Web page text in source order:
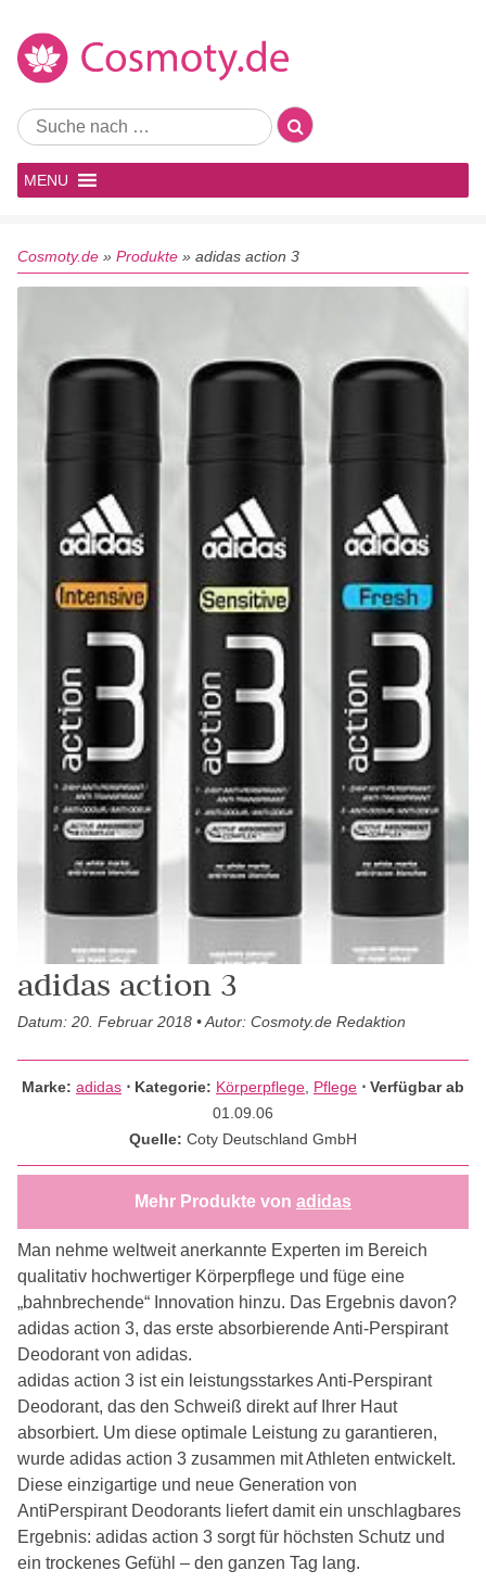
MENU
Cosmoty.de » Produkte » adidas action 3
adidas action 3
Datum: 20. Februar 2018 • Autor: Cosmoty.de Redaktion
Marke: adidas ⋅ Kategorie: Körperpflege Pflege ⋅ Verfügbar ab
01.09.06
Quelle: Coty Deutschland GmbH
Mehr Produkte von adidas
Man nehme weltweit anerkannte Experten im Bereich
qualitativ hochwertiger Körperpflege und füge eine
„bahnbrechende“ Innovation hinzu. Das Ergebnis davon?
adidas action 3, das erste absorbierende Anti-Perspirant
Deodorant von adidas.
adidas action 3 ist ein leistungsstarkes Anti-Perspirant
Deodorant, das den Schweiß direkt auf Ihrer Haut
absorbiert. Um diese optimale Leistung zu garantieren,
wurde adidas action 3 zusammen mit Athleten entwickelt.
Diese einzigartige und neue Generation von
AntiPerspirant Deodorants liefert damit ein unschlagbares
Ergebnis: adidas action 3 sorgt für höchsten Schutz und
ein trockenes Gefühl – den ganzen Tag lang.